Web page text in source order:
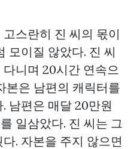
스란히 진 씨의 몫이
모이질 않았다. 진 씨
니며 20시간 연속으
본은 남편의 캐릭터를
남편은 매달 20만원
일삼았다. 진 씨는 그
. 자본을 주지 않으면